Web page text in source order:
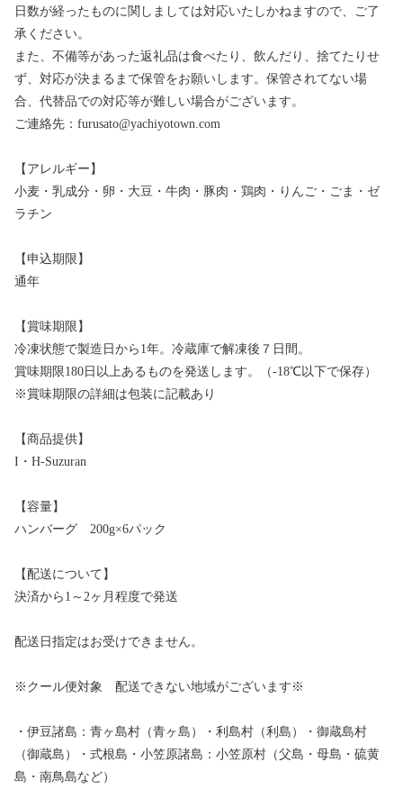
日数が経ったものに関しましては対応いたしかねますので、ご了
承ください。
また、不備等があった返礼品は食べたり、飲んだり、捨てたりせ
ず、対応が決まるまで保管をお願いします。保管されてない場
合、代替品での対応等が難しい場合がございます。
ご連絡先：furusato@yachiyotown.com
【アレルギー】
小麦・乳成分・卵・大豆・牛肉・豚肉・鶏肉・りんご・ごま・ゼ
ラチン
【申込期限】
通年
【賞味期限】
冷凍状態で製造日から1年。冷蔵庫で解凍後７日間。
賞味期限180日以上あるものを発送します。（-18℃以下で保存）
※賞味期限の詳細は包装に記載あり
【商品提供】
I・H-Suzuran
【容量】
ハンバーグ 200g×6パック
【配送について】
決済から1～2ヶ月程度で発送
配送日指定はお受けできません。
※クール便対象 配送できない地域がございます※
・伊豆諸島：青ヶ島村（青ヶ島）・利島村（利島）・御蔵島村
（御蔵島）・式根島・小笠原諸島：小笠原村（父島・母島・硫黄
島・南鳥島など）